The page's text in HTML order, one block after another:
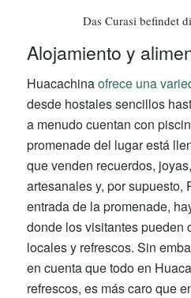
Das Curasi befindet
Alojamiento y
Huacachinaofrece una
desde hostales sencillos
a menudo cuentan con
promenade del lugar está
que venden recuerdos,
artesanales y, por supuesto,
entrada de la promenade,
donde los visitantes pueden
locales y refrescos. Sin
en cuenta que todo en
refrescos, es más caro que